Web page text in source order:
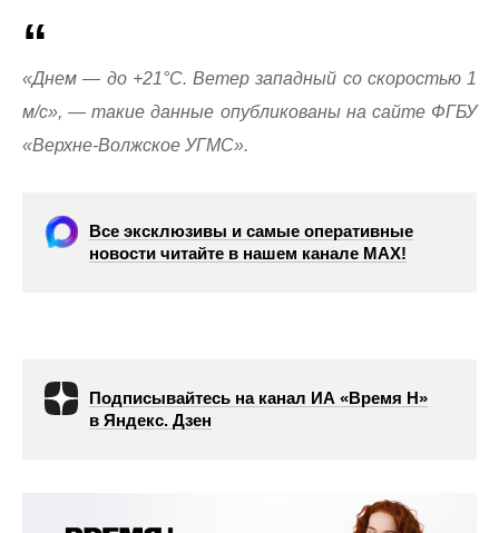
«Днем — до +21°C. Ветер западный со скоростью 1
м/с», — такие данные опубликованы на сайте ФГБУ
«Верхне-Волжское УГМС».
Все эксклюзивы и самые оперативные
новости читайте в нашем канале МАХ!
Подписывайтесь на канал ИА «Время Н»
в Яндекс. Дзен